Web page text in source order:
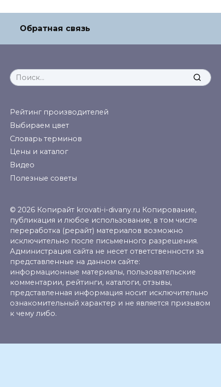
Обратная связь
Search
for:
Рейтинг производителей
Выбираем цвет
Словарь терминов
Цены и каталог
Видео
Полезные советы
© 2026 Копирайт krovati-i-divany.ru Копирование,
публикация и любое использование, в том числе
переработка (рерайт) материалов возможно
исключительно после письменного разрешения.
Администрация сайта не несет ответственности за
представленные на данном сайте:
информационные материалы, пользовательские
комментарии, рейтинги, каталоги, отзывы,
представленная информация носит исключительно
ознакомительный характер и не является призывом
к чему либо.